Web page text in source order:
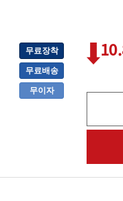
무료장착
무료배송
무이자